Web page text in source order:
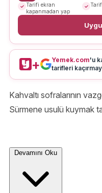
Tarifi ekran
kapanmadan yap
+ Yemek.com'u
tarifleri
Kahvaltı sofralarının
Sürmene usulü kuymak
Devamını Oku